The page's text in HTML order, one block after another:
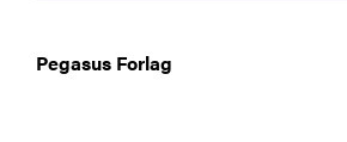
Pegasus Forlag